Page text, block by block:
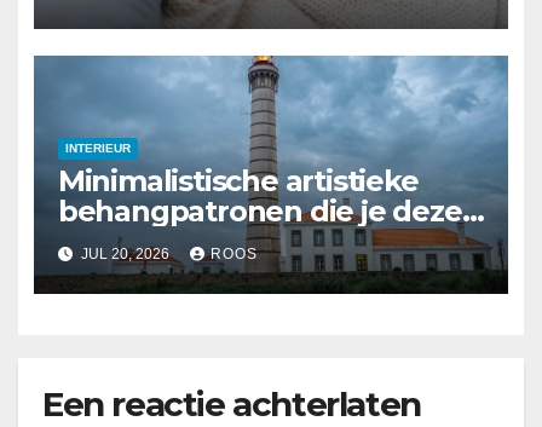
INTERIEUR
Minimalistische artistieke
behangpatronen die je deze
zomer kunt proberen
JUL 20, 2026 ROOS
Een reactie achterlaten